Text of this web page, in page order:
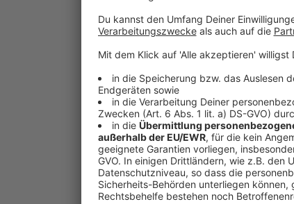
Stabilität und der
GVO. Wir haben
Die Logfiles
Europe S.à.r.l. mit
Gruppe, An der
eines
weiter spezifiziert
lat/long des
Monate und
Logfiles werden